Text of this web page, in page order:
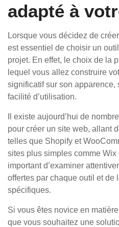
adapté à
Lorsque vous décidez de
est essentiel de choisir un
projet. En effet, le choix de la
lequel vous allez construire
significatif sur son apparence,
facilité d’utilisation.
Il existe aujourd’hui de
pour créer un site web, allant
telles que Shopify et
sites plus simples comme
important d’examiner
offertes par chaque outil et de
spécifiques.
Si vous êtes novice en
que vous souhaitez une